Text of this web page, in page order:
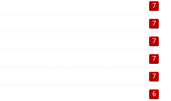
7
7
7
7
7
6